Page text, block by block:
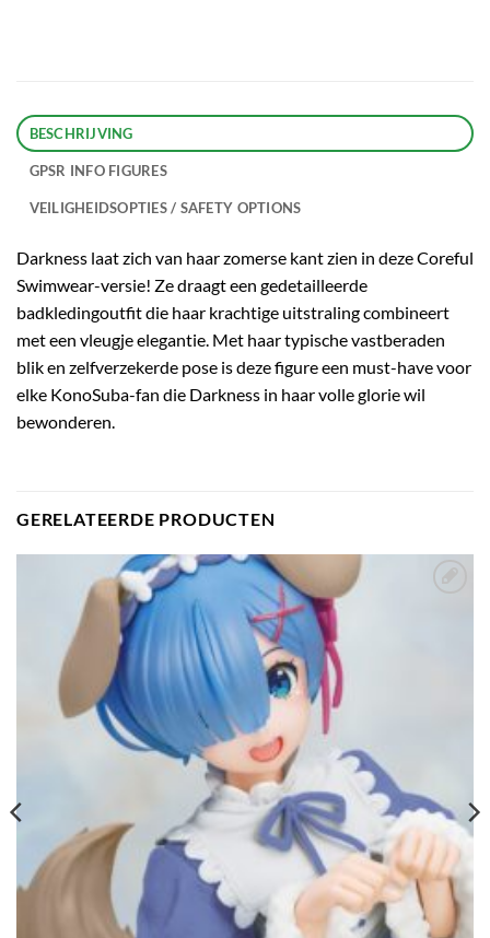
BESCHRIJVING
GPSR INFO FIGURES
VEILIGHEIDSOPTIES / SAFETY OPTIONS
Darkness laat zich van haar zomerse kant zien in deze Coreful
Swimwear-versie! Ze draagt een gedetailleerde
badkledingoutfit die haar krachtige uitstraling combineert
met een vleugje elegantie. Met haar typische vastberaden
blik en zelfverzekerde pose is deze figure een must-have voor
elke KonoSuba-fan die Darkness in haar volle glorie wil
bewonderen.
GERELATEERDE PRODUCTEN